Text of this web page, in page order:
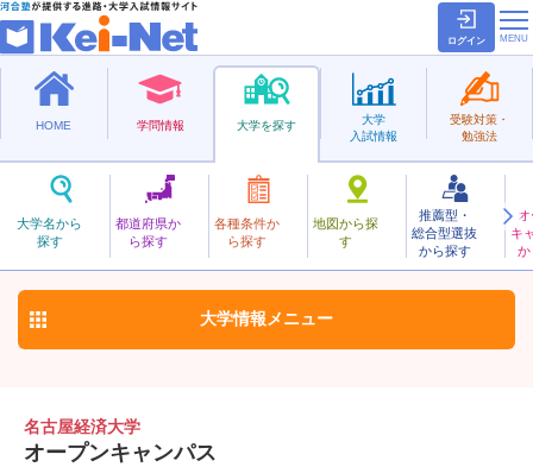
ログイン
HOME 学問情報 大学を探す
大学名から
探す
都道府県か
ら探す
各種条件か
ら探す
地図から探
す
推薦型・
総合型選抜
から探す
キ
か
大学
入試情報
受験対策・
勉強法
私立
なごやけいざい
名古屋経済大学 お気に入り
大学情報 メニュー
名古屋経済大学
オープンキャンパス